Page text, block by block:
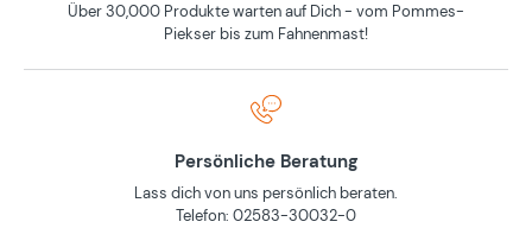
Über 30,000 Produkte warten auf Dich - vom Pommes-
Piekser bis zum Fahnenmast!
Persönliche Beratung
Lass dich von uns persönlich beraten.
Telefon: 02583-30032-0